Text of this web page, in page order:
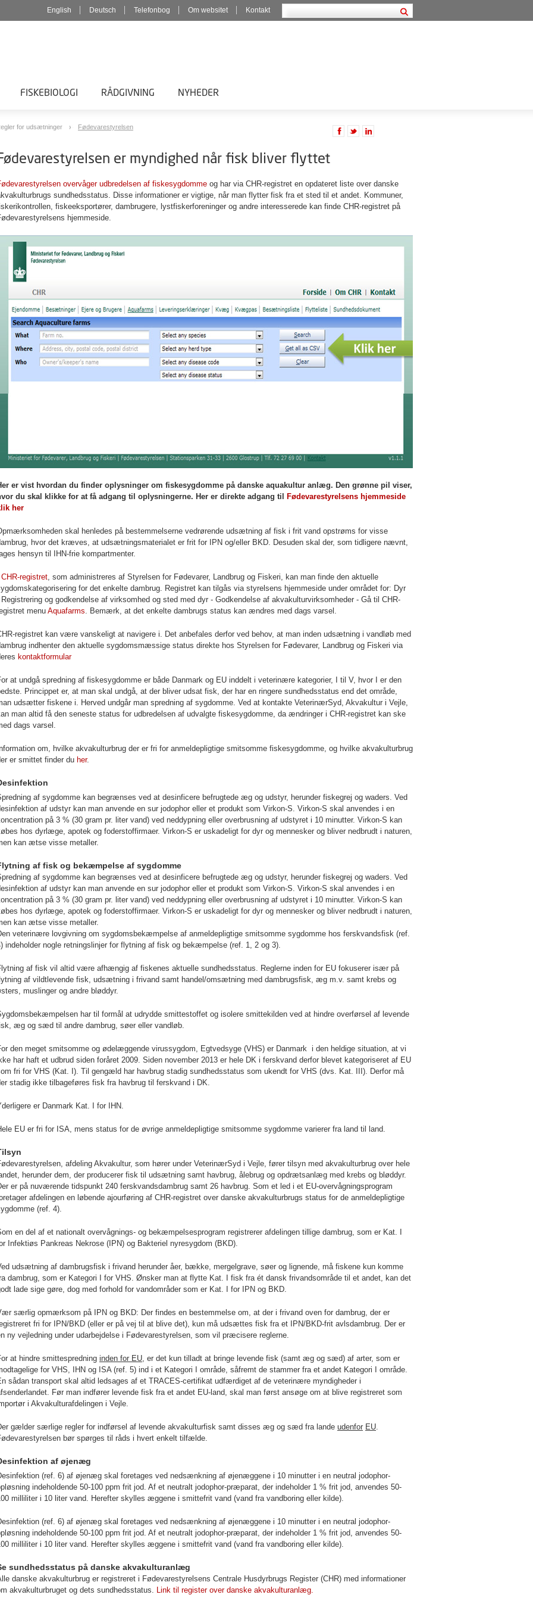
English Deutsch Telefonbog Om websitet Kontakt
FISKEBIOLOGI RÅDGIVNING NYHEDER
for udsætninger Fødevarestyrelsen
er myndighed når fisk bliver flyttet
overvåger udbredelsen af fiskesygdomme og har via CHR-registret en opdateret liste over danske
sundhedsstatus. Disse informationer er vigtige, når man flytter fisk fra et sted til et andet. Kommuner,
fiskeeksportører, dambrugere, lystfiskerforeninger og andre interesserede kan finde CHR-registret på
hjemmeside.
er vist hvordan du finder oplysninger om fiskesygdomme på danske aquakultur anlæg. Den grønne pil viser,
du skal klikke for at få adgang til oplysningerne. Her er direkte adgang til
Fødevarestyrelsens hjemmeside
her
skal henledes på bestemmelserne vedrørende udsætning af fisk i frit vand opstrøms for visse
hvor det kræves, at udsætningsmaterialet er frit for IPN og/eller BKD. Desuden skal der, som tidligere nævnt,
hensyn til IHN-frie kompartmenter.
CHR-registret, som administreres af Styrelsen for Fødevarer, Landbrug og Fiskeri, kan man finde den aktuelle
for det enkelte dambrug. Registret kan tilgås via styrelsens hjemmeside under området for: Dyr
Registrering og godkendelse af virksomhed og sted med dyr - Godkendelse af akvakulturvirksomheder - Gå til CHR-
menu Aquafarms. Bemærk, at det enkelte dambrugs status kan ændres med dags varsel.
registret kan være vanskeligt at navigere i. Det anbefales derfor ved behov, at man inden udsætning i vandløb med
indhenter den aktuelle sygdomsmæssige status direkte hos Styrelsen for Fødevarer, Landbrug og Fiskeri via
kontaktformular
at undgå spredning af fiskesygdomme er både Danmark og EU inddelt i veterinære kategorier, I til V, hvor I er den
Princippet er, at man skal undgå, at der bliver udsat fisk, der har en ringere sundhedsstatus end det område,
udsætter fiskene i. Herved undgår man spredning af sygdomme. Ved at kontakte VeterinærSyd, Akvakultur i Vejle,
man altid få den seneste status for udbredelsen af udvalgte fiskesygdomme, da ændringer i CHR-registret kan ske
dags varsel.
om, hvilke akvakulturbrug der er fri for anmeldepligtige smitsomme fiskesygdomme, og hvilke akvakulturbrug
er smittet finder du her.
af sygdomme kan begrænses ved at desinficere befrugtede æg og udstyr, herunder fiskegrej og waders. Ved
af udstyr kan man anvende en sur jodophor eller et produkt som Virkon-S. Virkon-S skal anvendes i en
på 3 % (30 gram pr. liter vand) ved neddypning eller overbrusning af udstyret i 10 minutter. Virkon-S kan
hos dyrlæge, apotek og foderstoffirmaer. Virkon-S er uskadeligt for dyr og mennesker og bliver nedbrudt i naturen,
kan ætse visse metaller.
af fisk og bekæmpelse af sygdomme
af sygdomme kan begrænses ved at desinficere befrugtede æg og udstyr, herunder fiskegrej og waders. Ved
af udstyr kan man anvende en sur jodophor eller et produkt som Virkon-S. Virkon-S skal anvendes i en
på 3 % (30 gram pr. liter vand) ved neddypning eller overbrusning af udstyret i 10 minutter. Virkon-S kan
hos dyrlæge, apotek og foderstoffirmaer. Virkon-S er uskadeligt for dyr og mennesker og bliver nedbrudt i naturen,
kan ætse visse metaller.
veterinære lovgivning om sygdomsbekæmpelse af anmeldepligtige smitsomme sygdomme hos ferskvandsfisk (ref.
indeholder nogle retningslinjer for flytning af fisk og bekæmpelse (ref. 1, 2 og 3).
af fisk vil altid være afhængig af fiskenes aktuelle sundhedsstatus. Reglerne inden for EU fokuserer især på
af vildtlevende fisk, udsætning i frivand samt handel/omsætning med dambrugsfisk, æg m.v. samt krebs og
muslinger og andre bløddyr.
har til formål at udrydde smittestoffet og isolere smittekilden ved at hindre overførsel af levende
æg og sæd til andre dambrug, søer eller vandløb.
den meget smitsomme og ødelæggende virussygdom, Egtvedsyge (VHS) er Danmark i den heldige situation, at vi
har haft et udbrud siden foråret 2009. Siden november 2013 er hele DK i ferskvand derfor blevet kategoriseret af EU
fri for VHS (Kat. I). Til gengæld har havbrug stadig sundhedsstatus som ukendt for VHS (dvs. Kat. III). Derfor må
stadig ikke tilbageføres fisk fra havbrug til ferskvand i DK.
er Danmark Kat. I for IHN.
EU er fri for ISA, mens status for de øvrige anmeldepligtige smitsomme sygdomme varierer fra land til land.
afdeling Akvakultur, som hører under VeterinærSyd i Vejle, fører tilsyn med akvakulturbrug over hele
herunder dem, der producerer fisk til udsætning samt havbrug, ålebrug og opdrætsanlæg med krebs og bløddyr.
er på nuværende tidspunkt 240 ferskvandsdambrug samt 26 havbrug. Som et led i et EU-overvågningsprogram
afdelingen en løbende ajourføring af CHR-registret over danske akvakulturbrugs status for de anmeldepligtige
(ref. 4).
en del af et nationalt overvågnings- og bekæmpelsesprogram registrerer afdelingen tillige dambrug, som er Kat. I
Infektiøs Pankreas Nekrose (IPN) og Bakteriel nyresygdom (BKD).
udsætning af dambrugsfisk i frivand herunder åer, bække, mergelgrave, søer og lignende, må fiskene kun komme
dambrug, som er Kategori I for VHS. Ønsker man at flytte Kat. I fisk fra ét dansk frivandsområde til et andet, kan det
lade sige gøre, dog med forhold for vandområder som er Kat. I for IPN og BKD.
særlig opmærksom på IPN og BKD: Der findes en bestemmelse om, at der i frivand oven for dambrug, der er
fri for IPN/BKD (eller er på vej til at blive det), kun må udsættes fisk fra et IPN/BKD-frit avlsdambrug. Der er
ny vejledning under udarbejdelse i Fødevarestyrelsen, som vil præcisere reglerne.
at hindre smittespredning inden for EU, er det kun tilladt at bringe levende fisk (samt æg og sæd) af arter, som er
for VHS, IHN og ISA (ref. 5) ind i et Kategori I område, såfremt de stammer fra et andet Kategori I område.
sådan transport skal altid ledsages af et TRACES-certifikat udfærdiget af de veterinære myndigheder i
Før man indfører levende fisk fra et andet EU-land, skal man først ansøge om at blive registreret som
i Akvakulturafdelingen i Vejle.
gælder særlige regler for indførsel af levende akvakulturfisk samt disses æg og sæd fra lande udenfor EU.
bør spørges til råds i hvert enkelt tilfælde.
af øjenæg
(ref. 6) af øjenæg skal foretages ved nedsænkning af øjenæggene i 10 minutter i en neutral jodophor-
indeholdende 50-100 ppm frit jod. Af et neutralt jodophor-præparat, der indeholder 1 % frit jod, anvendes 50-
milliliter i 10 liter vand. Herefter skylles æggene i smittefrit vand (vand fra vandboring eller kilde).
(ref. 6) af øjenæg skal foretages ved nedsænkning af øjenæggene i 10 minutter i en neutral jodophor-
indeholdende 50-100 ppm frit jod. Af et neutralt jodophor-præparat, der indeholder 1 % frit jod, anvendes 50-
milliliter i 10 liter vand. Herefter skylles æggene i smittefrit vand (vand fra vandboring eller kilde).
sundhedsstatus på danske akvakulturanlæg
danske akvakulturbrug er registreret i Fødevarestyrelsens Centrale Husdyrbrugs Register (CHR) med informationer
akvakulturbruget og dets sundhedsstatus. Link til register over danske akvakulturanlæg.